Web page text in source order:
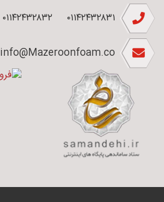
۰۱۱۴۲۴۳۲۸۳۱ ۰۱۱۴۲۴۳۲۸۳۲
info@Mazeroonfoam.co